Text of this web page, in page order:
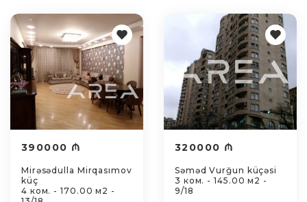
390000 ₼
Mirəsədulla Mirqasımov
küç
4 ком. - 170.00 м2 -
320000 ₼
Səməd Vurğun küçəsi
3 ком. - 145.00 м2 -
9/18